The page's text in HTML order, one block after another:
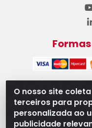
O nosso site
terceiros para
personalizada ao
publicidade
WB
08.528.393/0001-
Oeste Industrial,